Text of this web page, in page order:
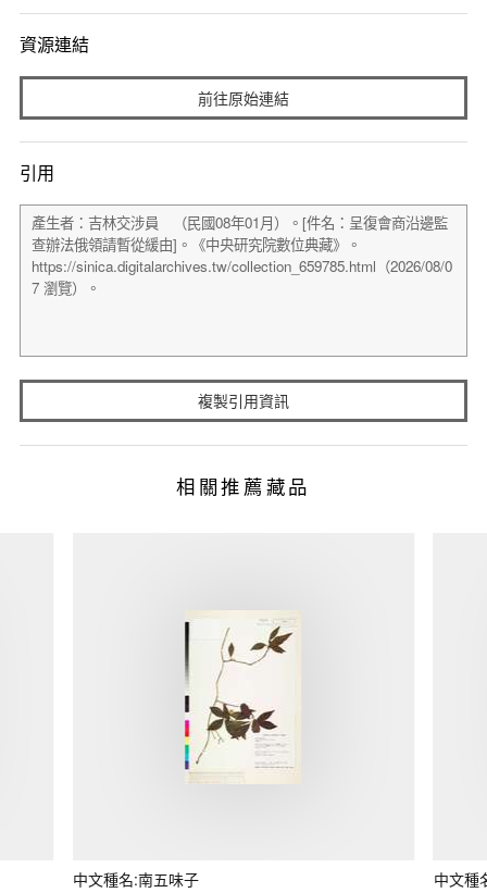
資源連結
前往原始連結
引用
複製引用資訊
相關推薦藏品
中文種名:南五味子 中文種